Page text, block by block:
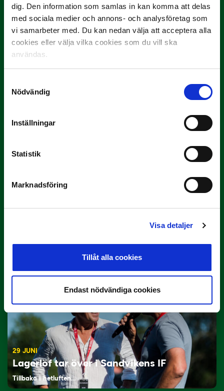
dig. Den information som samlas in kan komma att delas
med sociala medier och annons- och analysföretag som
vi samarbeter med. Du kan nedan välja att acceptera alla
cookies eller välja vilka cookies som du vill ska
användas.
Nödvändig
Inställningar
Statistik
Marknadsföring
Visa detaljer
Tillåt alla cookies
Endast nödvändiga cookies
Rösta på Månadens Spelare i juni
Rösta på Månadens Tränare i juni
29 JUNI
Lagerlöf tar över i Sandvikens IF
Tillbaka i hetluften…